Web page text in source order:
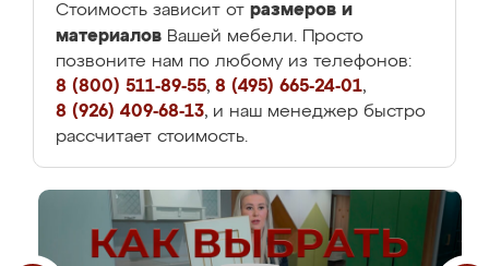
Стоимость зависит от размеров и
материалов Вашей мебели. Просто
позвоните нам по любому из телефонов:
8 (800) 511-89-55, 8 (495) 665-24-01,
8 (926) 409-68-13, и наш менеджер быстро
рассчитает стоимость.